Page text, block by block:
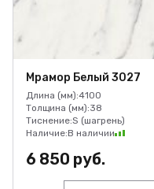
Мрамор Белый 3027
Длина (мм):4100
Толщина (мм):38
Тиснение:S (шагрень)
Наличие:В наличии
6 850 руб.